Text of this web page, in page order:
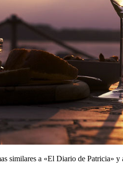
similares a «El Diario de Patricia»